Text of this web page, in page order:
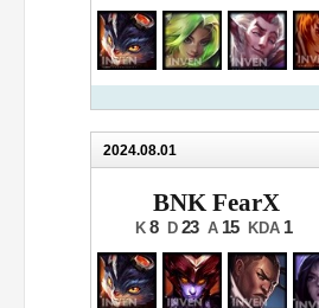
2024.08.01
BNK FearX
K 8 D 23 A 15 KDA 1